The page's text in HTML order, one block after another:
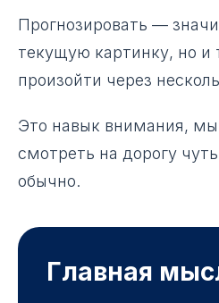
Прогнозировать —
текущую картинку, но и
произойти через
Это навык внимания,
смотреть на дорогу
обычно.
Главная